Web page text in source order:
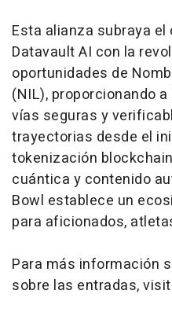
Esta alianza subraya
Datavault AI con la
oportunidades de
(NIL), proporcionando
vías seguras y
trayectorias desde el
tokenización blockchain
cuántica y contenido
Bowl establece un
para aficionados,
Para más información
sobre las entradas,